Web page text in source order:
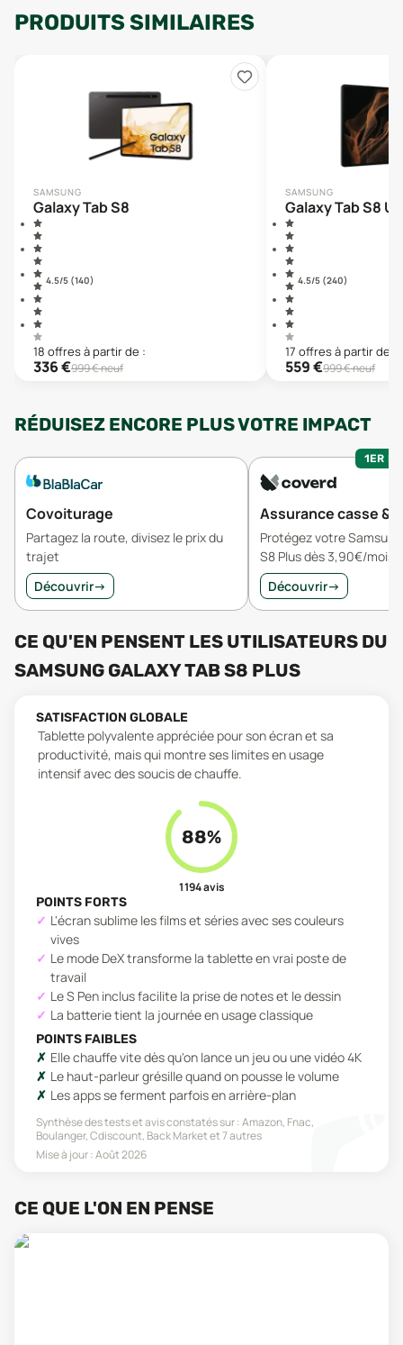
PRODUITS SIMILAIRES
SAMSUNG
Galaxy Tab S8
4.5/5 (140)
18 offresà partir de :
336€999€ neuf
SAMSUNG
Galaxy Tab S8
4.5/5 (240)
17 offresà partir de :
559€999€ neuf
RÉDUISEZ ENCORE PLUS VOTRE IMPACT
Covoiturage
Partagez la route, divisez le prix du
trajet
Découvrir→
1ER
Assurance casse &
Protégez votre
S8 Plus dès 3,90€/mois
Découvrir→
CE QU'EN PENSENT LES UTILISATEURS DU
SAMSUNG GALAXY TAB S8 PLUS
SATISFACTION GLOBALE
Tablette polyvalente appréciée pour son écran et sa
productivité, mais qui montre ses limites en usage
intensif avec des soucis de chauffe.
88%
1 194avis
POINTS FORTS
L'écran sublime les films et séries avec ses couleurs
vives
Le mode DeX transforme la tablette en vrai poste de
travail
Le S Pen inclus facilite la prise de notes et le dessin
La batterie tient la journée en usage classique
POINTS FAIBLES
Elle chauffe vite dès qu'on lance un jeu ou une vidéo 4K
Le haut-parleur grésille quand on pousse le volume
Les apps se ferment parfois en arrière-plan
Synthèse des tests et avis constatés sur :Amazon, Fnac,
Boulanger, Cdiscount, Back Marketet 7 autres
Mise à jour :Août 2026
CE QUE L'ON EN PENSE